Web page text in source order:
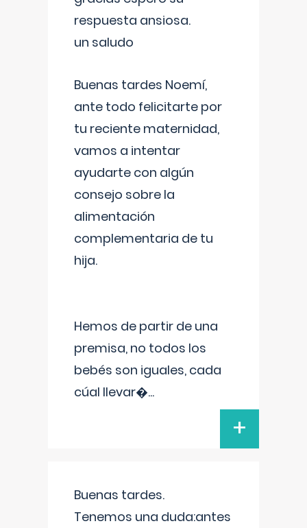
respuesta ansiosa.
un saludo
Buenas tardes Noemí,
ante todo felicitarte por
tu reciente maternidad,
vamos a intentar
ayudarte con algún
consejo sobre la
alimentación
complementaria de tu
hija.
Hemos de partir de una
premisa, no todos los
bebés son iguales, cada
cúal llevar�...
+
Buenas tardes.
Tenemos una duda:antes